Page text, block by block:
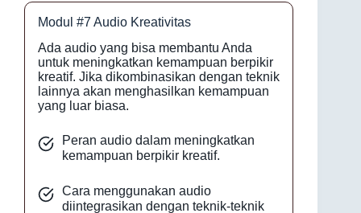
Modul #7 Audio Kreativitas
Ada audio yang bisa membantu Anda
untuk meningkatkan kemampuan berpikir
kreatif. Jika dikombinasikan dengan teknik
lainnya akan menghasilkan kemampuan
yang luar biasa.
Peran audio dalam meningkatkan
kemampuan berpikir kreatif.
Cara menggunakan audio
diintegrasikan dengan teknik-teknik